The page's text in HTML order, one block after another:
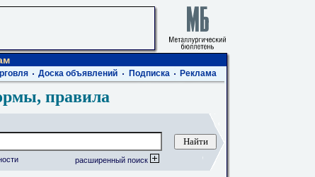
Доска объявлений Подписка Реклама
правила
расширенный поиск